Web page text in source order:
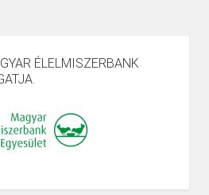
ÉLELMISZERBANK